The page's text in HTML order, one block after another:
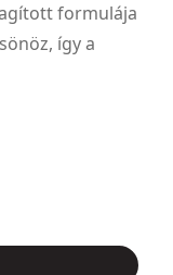
formulája
így a